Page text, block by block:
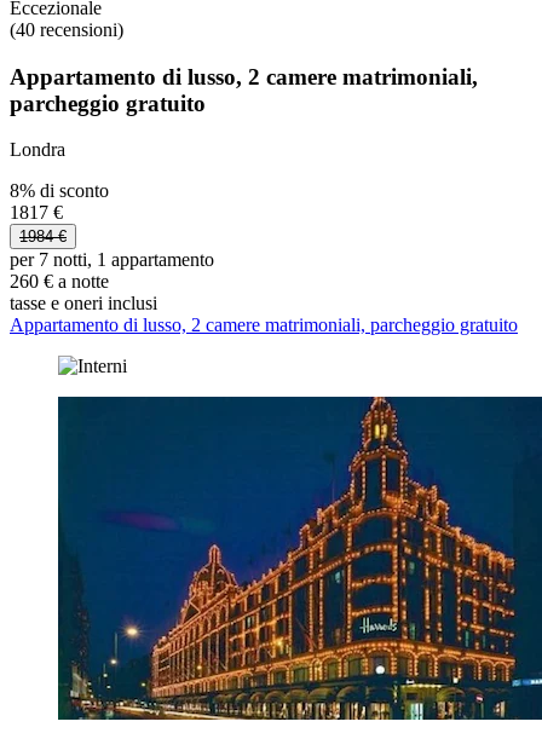
Eccezionale
(40 recensioni)
Appartamento di lusso, 2 camere matrimoniali,
parcheggio gratuito
Londra
8% di sconto
1817 €
1984 €
per 7 notti, 1 appartamento
260 € a notte
tasse e oneri inclusi
Appartamento di lusso, 2 camere matrimoniali, parcheggio gratuito